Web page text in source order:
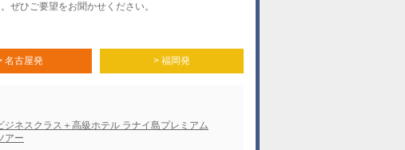
ぜひご要望をお聞かせください。
名古屋発 > 福岡発
ジネスクラス＋高級ホテル ラナイ島プレミアム
アー